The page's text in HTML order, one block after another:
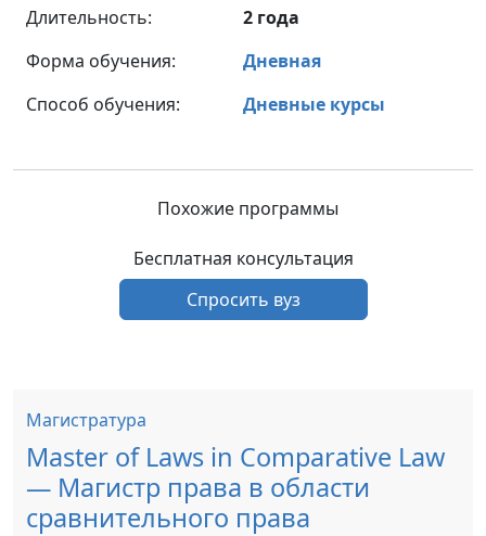
Длительность:
2 года
Форма обучения:
Дневная
Способ обучения:
Дневные курсы
Похожие программы
Бесплатная консультация
Спросить вуз
Магистратура
Master of Laws in Comparative Law
— Магистр права в области
сравнительного права